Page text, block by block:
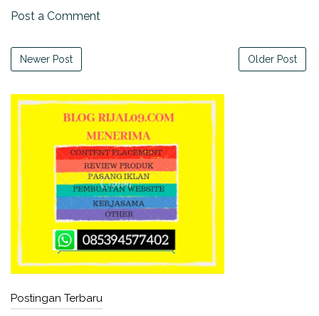
Post a Comment
Newer Post Older Post
Postingan Terbaru